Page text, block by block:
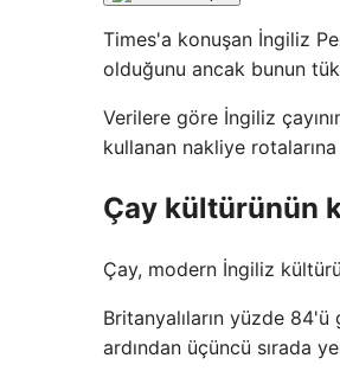
Times'a konuşan İngiliz
olduğunu ancak bunun
Verilere göre İngiliz
kullanan nakliye rotalarına
Çay kültürünün
Çay, modern İngiliz
Britanyalıların yüzde
ardından üçüncü sırada